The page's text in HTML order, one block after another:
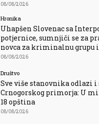
08/08/2026
Hronika
Uhapšen Slovenac sa
potjernice, sumnjiči se za
novca za kriminalnu grupu
08/08/2026
Društvo
Sve više stanovnika odlazi i
Crnogorskog primorja: U
18 opština
08/08/2026